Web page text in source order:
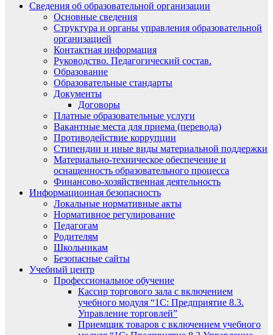
Сведения об образовательной организации
Основные сведения
Структура и органы управления образовательной
организацией
Контактная информация
Руководство. Педагогический состав.
Образование
Образовательные стандарты
Документы
Договоры
Платные образовательные услуги
Вакантные места для приема (перевода)
Противодействие коррупции
Стипендии и иные виды материальной поддержки
Материально-техническое обеспечение и
оснащенность образовательного процесса
Финансово-хозяйственная деятельность
Информационная безопасность
Локальные нормативные акты
Нормативное регулирование
Педагогам
Родителям
Школьникам
Безопасные сайты
Учебный центр
Профессиональное обучение
Кассир торгового зала с включением
учебного модуля “1С: Предприятие 8.3.
Управление торговлей”
Приемщик товаров с включением учебного